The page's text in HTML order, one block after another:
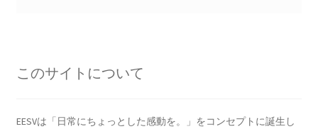
このサイトについて
EESVは「日常にちょっとした感動を。」をコンセプトに誕生し